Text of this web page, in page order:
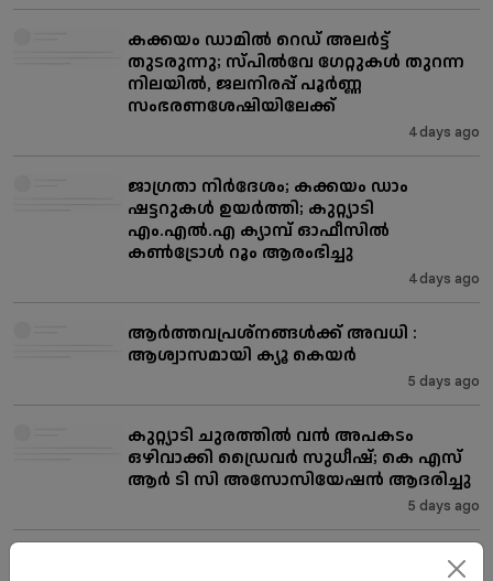
കക്കയം ഡാമിൽ റെഡ് അലർട്ട്
തുടരുന്നു; സ്പിൽവേ ഗേറ്റുകൾ തുറന്ന
നിലയിൽ, ജലനിരപ്പ് പൂർണ്ണ
സംഭരണശേഷിയിലേക്ക്
4 days ago
ജാഗ്രതാ നിർദേശം; കക്കയം ഡാം
ഷട്ടറുകൾ ഉയർത്തി; കുറ്റ്യാടി
എം.എൽ.എ ക്യാമ്പ് ഓഫീസിൽ
കൺട്രോൾ റൂം ആരംഭിച്ചു
4 days ago
ആർത്തവപ്രശ്നങ്ങൾക്ക് അവധി :
ആശ്വാസമായി ക്യൂ കെയർ
5 days ago
കുറ്റ്യാടി ചുരത്തിൽ വൻ അപകടം
ഒഴിവാക്കി ഡ്രൈവർ സുധീഷ്; കെ എസ്
ആർ ടി സി അസോസിയേഷൻ ആദരിച്ചു
5 days ago